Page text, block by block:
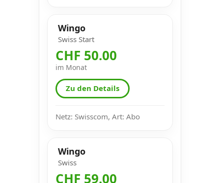
Wingo
Swiss Start
CHF 50.00
im Monat
Zu den Details
Netz: Swisscom, Art: Abo
Wingo
Swiss
CHF 59.00